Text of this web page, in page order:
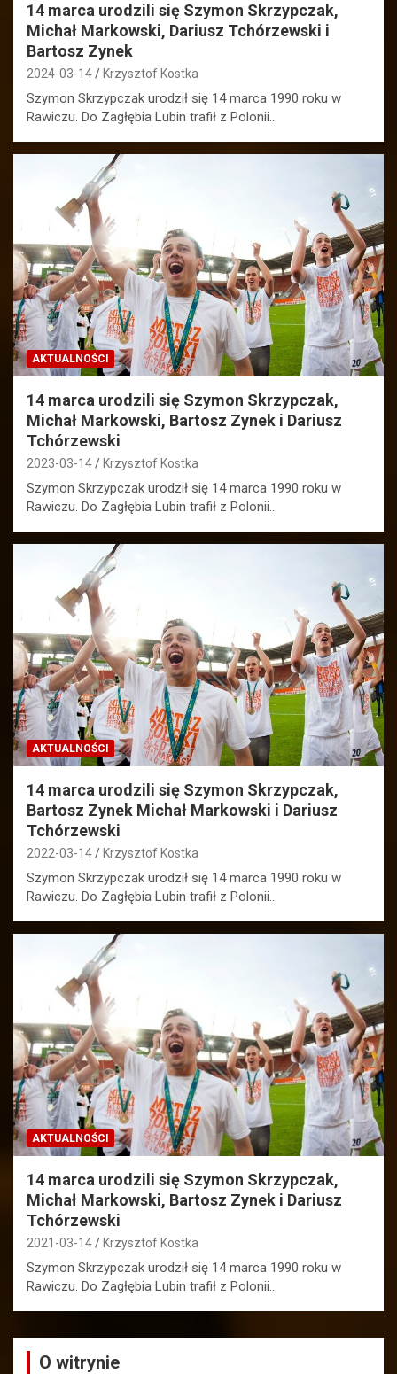
14 marca urodzili się Szymon Skrzypczak,
Michał Markowski, Dariusz Tchórzewski i
Bartosz Zynek
2024-03-14 Krzysztof Kostka
Szymon Skrzypczak urodził się 14 marca 1990 roku w
Rawiczu. Do Zagłębia Lubin trafił z Polonii…
AKTUALNOŚCI
14 marca urodzili się Szymon Skrzypczak,
Michał Markowski, Bartosz Zynek i Dariusz
Tchórzewski
2023-03-14 Krzysztof Kostka
Szymon Skrzypczak urodził się 14 marca 1990 roku w
Rawiczu. Do Zagłębia Lubin trafił z Polonii…
AKTUALNOŚCI
14 marca urodzili się Szymon Skrzypczak,
Bartosz Zynek Michał Markowski i Dariusz
Tchórzewski
2022-03-14 Krzysztof Kostka
Szymon Skrzypczak urodził się 14 marca 1990 roku w
Rawiczu. Do Zagłębia Lubin trafił z Polonii…
AKTUALNOŚCI
14 marca urodzili się Szymon Skrzypczak,
Michał Markowski, Bartosz Zynek i Dariusz
Tchórzewski
2021-03-14 Krzysztof Kostka
Szymon Skrzypczak urodził się 14 marca 1990 roku w
Rawiczu. Do Zagłębia Lubin trafił z Polonii…
O witrynie